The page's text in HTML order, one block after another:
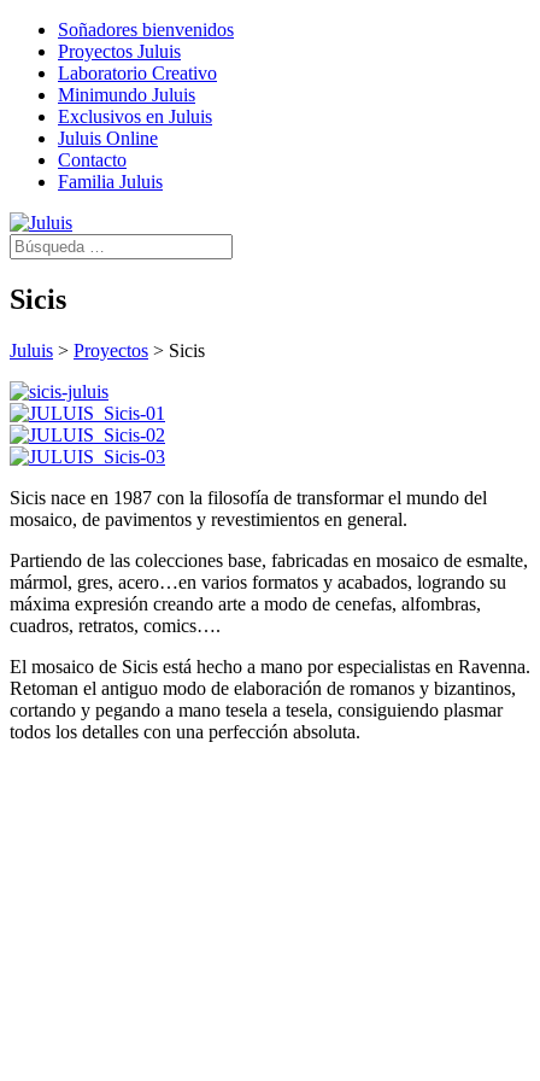
Soñadores bienvenidos
Proyectos Juluis
Laboratorio Creativo
Minimundo Juluis
Exclusivos en Juluis
Juluis Online
Contacto
Familia Juluis
Sicis
Juluis > Proyectos > Sicis
Sicis nace en 1987 con la filosofía de transformar el mundo del
mosaico, de pavimentos y revestimientos en general.
Partiendo de las colecciones base, fabricadas en mosaico de esmalte,
mármol, gres, acero…en varios formatos y acabados, logrando su
máxima expresión creando arte a modo de cenefas, alfombras,
cuadros, retratos, comics….
El mosaico de Sicis está hecho a mano por especialistas en Ravenna.
Retoman el antiguo modo de elaboración de romanos y bizantinos,
cortando y pegando a mano tesela a tesela, consiguiendo plasmar
todos los detalles con una perfección absoluta.